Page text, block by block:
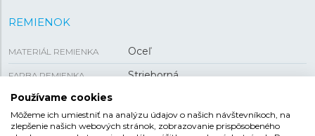
REMIENOK
MATERIÁL REMIENKA Oceľ
FARBA REMIENKA Strieborná
SPONA
ROZTEČ 18,95 mm
Používame cookies
Môžeme ich umiestniť na analýzu údajov o našich návštevníkoch, na
zlepšenie našich webových stránok, zobrazovanie prispôsobeného